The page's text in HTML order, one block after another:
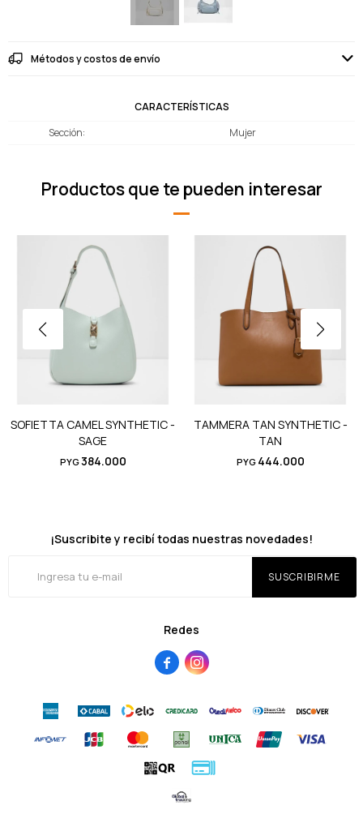
Métodos y costos de envío
CARACTERÍSTICAS
Sección
Mujer
Productos que te pueden interesar
SOFIETTA CAMEL SYNTHETIC -
SAGE
PYG384.000
TAMMERA TAN SYNTHETIC -
TAN
PYG 444.000
Redes
 
¡Suscribite y recibí todas nuestras novedades!
SUSCRIBIRME